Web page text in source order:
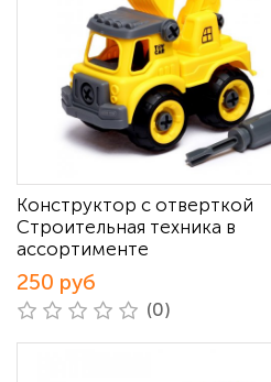
Конструктор с отверткой
Строительная техника в
ассортименте
250 руб
(0)